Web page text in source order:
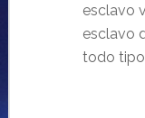
esclavo
esclavo
todo